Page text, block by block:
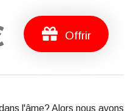
Offrir
l'âme? Alors nous avons